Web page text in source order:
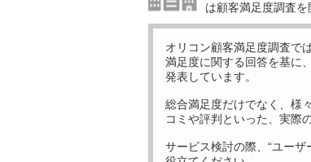
は顧客満足度調査を
オリコン顧客満足度調査で
満足度に関する回答を基に
発表しています。
総合満足度だけでなく、様
コミや評判といった、実際
サービス検討の際、“ユーザ